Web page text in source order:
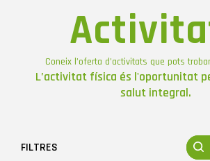
ACTIVITATS
SERVEIS
ACTUALITAT
Coneix l’oferta d’activitats que pots
L’activitat física és l'oportunitat
salut integral.
FILTRES